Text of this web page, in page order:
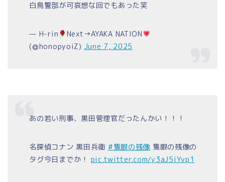
白鳥警部が可哀想な回でもあった笑
— H-rin
Next→AYAKA NATION
(@honopyoiZ) June 7, 2025
あの若い刑事、黒田管理官だったんかい！！！
名探偵コナン 黒田兵衛 #隻眼の残像 隻眼の残像の
タグ今日までか！ pic.twitter.com/y3aJ5iYvp1